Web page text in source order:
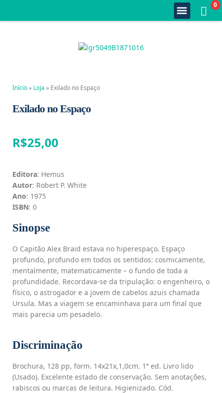
0
Início» Loja » Exilado no Espaço
Exilado no Espaço
R$25,00
Editora: Hemus
Autor: Robert P. White
Ano: 1975
ISBN: 0
Sinopse
O Capitão Alex Braid estava no hiperespaço. Espaço
profundo, profundo em todos os sentidos: cosmicamente,
mentalmente, matematicamente – o fundo de toda a
profundidade. Recordava-se da tripulação: o engenheiro, o
físico, o astrogador e a jovem de cabelos azuis chamada
Ursula. Mas a viagem se encaminhava para um final que
mais parecia um pesadelo.
Discriminação
Brochura, 128 pp, form. 14x21x,1,0cm. 1ª ed. Livro lido
(Usado). Excelente estado de conservação. Sem anotações,
rabiscos ou marcas de leitura. Higienizado. Cód.